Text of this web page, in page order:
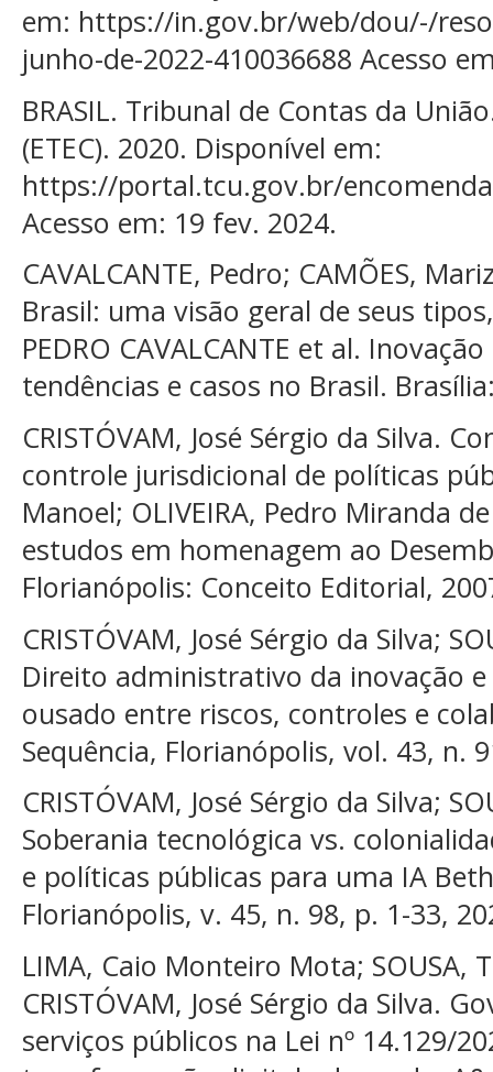
em: https://in.gov.br/web/dou/-/
junho-de-2022-410036688 Acesso
BRASIL. Tribunal de Contas da
(ETEC). 2020. Disponível em:
https://portal.tcu.gov.br/
Acesso em: 19 fev. 2024.
CAVALCANTE, Pedro; CAMÕES,
Brasil: uma visão geral de seus
PEDRO CAVALCANTE et al.
tendências e casos no Brasil.
CRISTÓVAM, José Sérgio da Silva.
controle jurisdicional de políticas
Manoel; OLIVEIRA, Pedro Miranda
estudos em homenagem ao
Florianópolis: Conceito Editorial,
CRISTÓVAM, José Sérgio da Silva;
Direito administrativo da inovação
ousado entre riscos, controles e
Sequência, Florianópolis, vol. 43, n.
CRISTÓVAM, José Sérgio da Silva;
Soberania tecnológica vs.
e políticas públicas para uma IA
Florianópolis, v. 45, n. 98, p. 1-33,
LIMA, Caio Monteiro Mota; SOUSA,
CRISTÓVAM, José Sérgio da Silva.
serviços públicos na Lei nº 14.129/